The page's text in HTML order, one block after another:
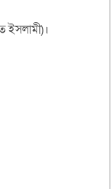
ইসলামী)।